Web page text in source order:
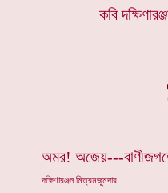
কবি দ
অমর! অজেয়---
দক্ষিণারঞ্জন মিত্রমজুমদার